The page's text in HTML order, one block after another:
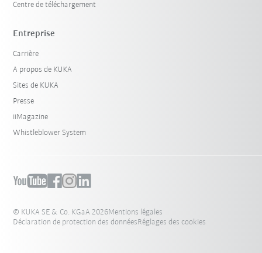
Centre de téléchargement
Entreprise
Carrière
A propos de KUKA
Sites de KUKA
Presse
iiMagazine
Whistleblower System
© KUKA SE & Co. KGaA 2026Mentions légales
Déclaration de protection des donnéesRéglages des cookies